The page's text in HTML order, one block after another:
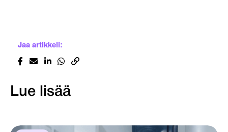
Jaa artikkeli:
Lue lisää